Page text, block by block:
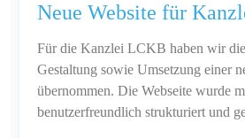
Neue Website für
Für die Kanzlei LCKB haben wir
Gestaltung sowie Umsetzung einer
übernommen. Die Webseite wurde
benutzerfreundlich strukturiert und